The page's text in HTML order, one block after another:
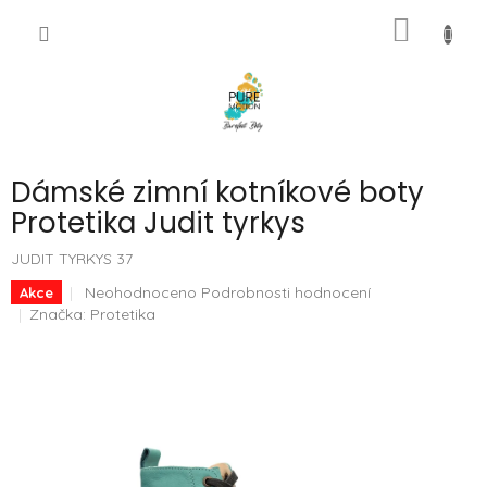
Dámské zimní kotníkové boty
Protetika Judit tyrkys
JUDIT TYRKYS 37
Akce
Průměrné
hodnocení
Neohodnoceno Podrobnosti hodnocení
Značka: Protetika